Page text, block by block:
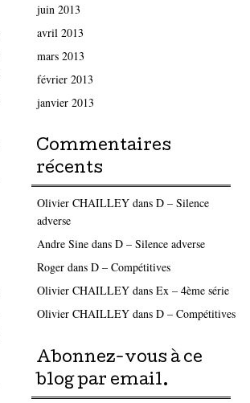
juin 2013
avril 2013
mars 2013
février 2013
janvier 2013
Commentaires
récents
Olivier CHAILLEYdans D – Silence
adverse
Andre Sinedans D – Silence adverse
Rogerdans D – Compétitives
Olivier CHAILLEYdans Ex – 4ème série
Olivier CHAILLEYdans D – Compétitives
Abonnez-vous à ce
blog par email.